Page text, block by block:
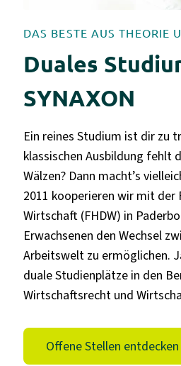
DAS BESTE AUS THEORIE
Duales
SYNAXON
Ein reines Studium ist dir zu
klassischen Ausbildung fehlt
Wälzen? Dann macht’s
2011 kooperieren wir mit der
Wirtschaft (FHDW) in
Erwachsenen den Wechsel
Arbeitswelt zu ermöglichen.
duale Studienplätze in den
Wirtschaftsrecht und
Offene Stellen entdecken